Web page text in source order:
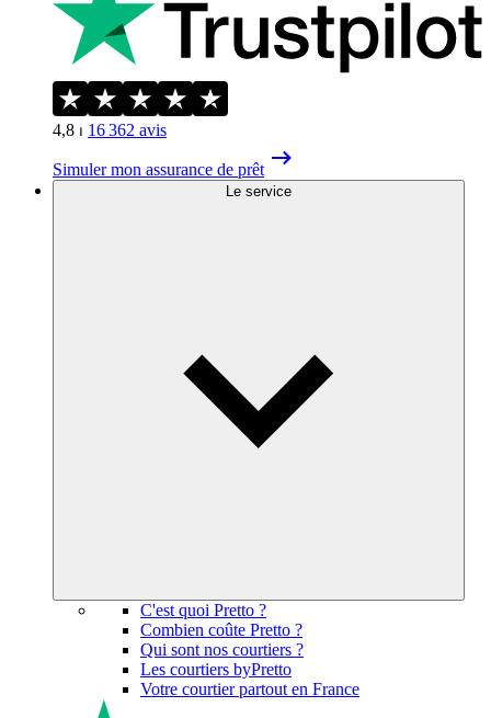
4,8 ⏐ 16 362 avis
Simuler mon assurance de prêt
Le service
C'est quoi Pretto ?
Combien coûte Pretto ?
Qui sont nos courtiers ?
Les courtiers byPretto
Votre courtier partout en France